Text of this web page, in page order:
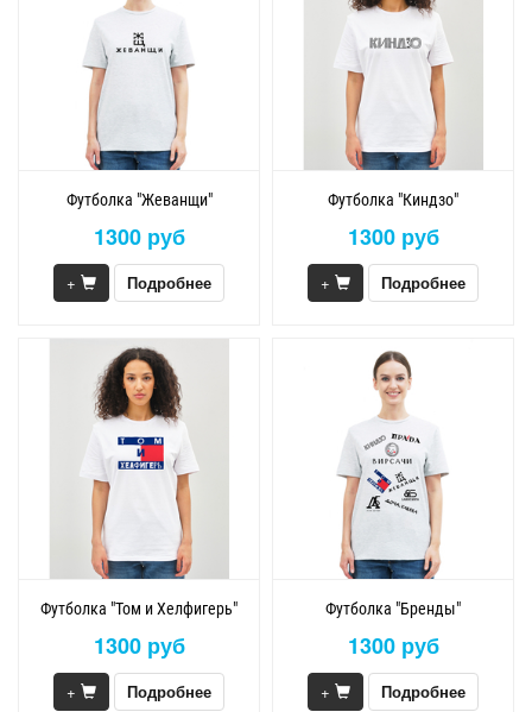
Футболка "Жеванщи"
1300 руб
+ Подробнее
Футболка "Киндзо"
1300 руб
+ Подробнее
Футболка "Том и Хелфигерь"
1300 руб
+ Подробнее
Футболка "Бренды"
1300 руб
+ Подробнее